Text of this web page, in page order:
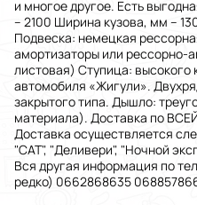
и многое другое. Есть
– 2100 Ширина кузова, мм –
Подвеска: немецкая
амортизаторы или рессорно-
листовая) Ступица: высокого
автомобиля «Жигули».
закрытого типа. Дышло:
материала). Доставка по
Доставка осуществляется
"САТ", "Деливери", "Ночной
Вся другая информация по
редко) 0662868635